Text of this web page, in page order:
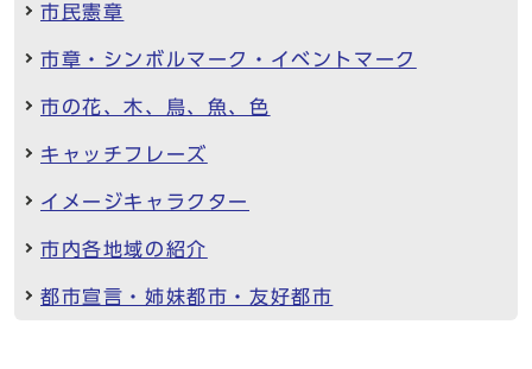
市民憲章
市章・シンボルマーク・イベントマーク
市の花、木、鳥、魚、色
キャッチフレーズ
イメージキャラクター
市内各地域の紹介
都市宣言・姉妹都市・友好都市